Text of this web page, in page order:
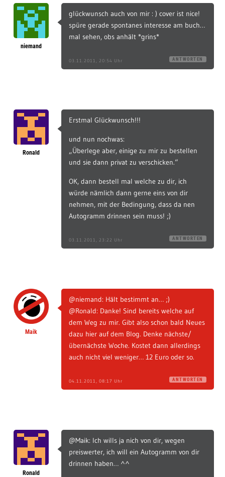
niemand
glückwunsch auch von mir : ) cover ist nice!
spüre gerade spontanes interesse am buch…
mal sehen, obs anhält *grins*
03.11.2011, 20:54 Uhr ANTWORTEN
Ronald
Erstmal Glückwunsch!!!
und nun nochwas:
„Überlege aber, einige zu mir zu bestellen
und sie dann privat zu verschicken.“
OK, dann bestell mal welche zu dir, ich
würde nämlich dann gerne eins von dir
nehmen, mit der Bedingung, dass da nen
Autogramm drinnen sein muss! ;)
03.11.2011, 23:22 Uhr ANTWORTEN
Maik
@niemand: Hält bestimmt an… ;)
@Ronald: Danke! Sind bereits welche auf
dem Weg zu mir. Gibt also schon bald Neues
dazu hier auf dem Blog. Denke nächste/
übernächste Woche. Kostet dann allerdings
auch nicht viel weniger… 12 Euro oder so.
04.11.2011, 08:17 Uhr ANTWORTEN
Ronald
@Maik: Ich wills ja nich von dir, wegen
preiswerter, ich will ein Autogramm von dir
drinnen haben… ^^